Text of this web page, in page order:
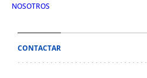
NOSOTROS
CONTACTAR